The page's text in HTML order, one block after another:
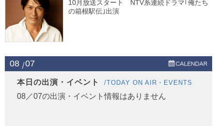
10月放送スタート NTV系連続ドラマ｢俺たち
の箱根駅伝｣出演
08 07
本日の出演・イベント /TODAY ON AIR・EVENTS
08／07の出演・イベント情報はありません